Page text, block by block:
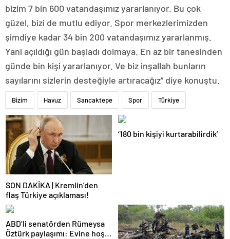
bizim 7 bin 600 vatandaşımız yararlanıyor. Bu çok
güzel, bizi de mutlu ediyor. Spor merkezlerimizden
şimdiye kadar 34 bin 200 vatandaşımız yararlanmış.
Yani açıldığı gün başladı dolmaya. En az bir tanesinden
günde bin kişi yararlanıyor. Ve biz inşallah bunların
sayılarını sizlerin desteğiyle artıracağız” diye konuştu.
Bizim Havuz Sancaktepe Spor Türkiye
SON DAKİKA | Kremlin’den
flaş Türkiye açıklaması!
‘180 bin kişiyi kurtarabilirdik’
ABD’li senatörden Rümeysa
Öztürk paylaşımı: Evine hoş